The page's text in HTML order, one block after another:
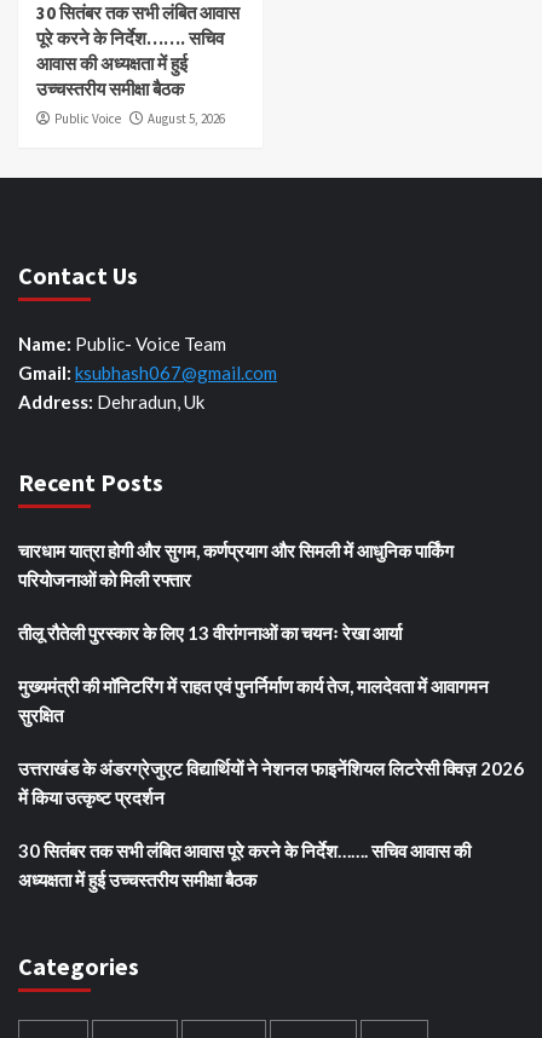
30 सितंबर तक सभी लंबित आवास
पूरे करने के निर्देश……. सचिव
आवास की अध्यक्षता में हुई
उच्चस्तरीय समीक्षा बैठक
Public Voice August 5, 2026
Contact Us
Name: Public- Voice Team
Gmail: ksubhash067@gmail.com
Address: Dehradun, Uk
Recent Posts
चारधाम यात्रा होगी और सुगम, कर्णप्रयाग और सिमली में आधुनिक पार्किंग
परियोजनाओं को मिली रफ्तार
तीलू रौतेली पुरस्कार के लिए 13 वीरांगनाओं का चयनः रेखा आर्या
मुख्यमंत्री की मॉनिटरिंग में राहत एवं पुनर्निर्माण कार्य तेज, मालदेवता में आवागमन
सुरक्षित
उत्तराखंड के अंडरग्रेजुएट विद्यार्थियों ने नेशनल फाइनेंशियल लिटरेसी क्विज़ 2026
में किया उत्कृष्ट प्रदर्शन
30 सितंबर तक सभी लंबित आवास पूरे करने के निर्देश……. सचिव आवास की
अध्यक्षता में हुई उच्चस्तरीय समीक्षा बैठक
Categories